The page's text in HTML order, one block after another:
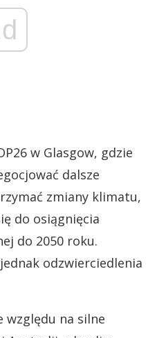
w Glasgow, gdzie
dalsze
zmiany klimatu,
do osiągnięcia
do 2050 roku.
odzwierciedlenia
na silne